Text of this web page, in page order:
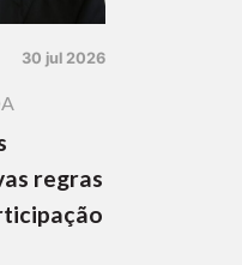
30 jul 2026
regras